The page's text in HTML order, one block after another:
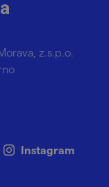
z.s.p.o.
Instagram